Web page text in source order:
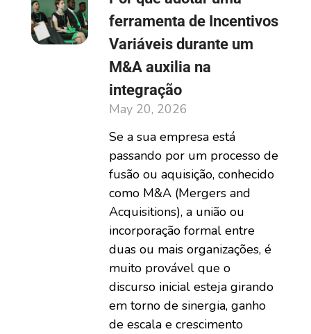
ferramenta de Incentivos
Variáveis durante um
M&A auxilia na
integração
May 20, 2026
Se a sua empresa está
passando por um processo de
fusão ou aquisição, conhecido
como M&A (Mergers and
Acquisitions), a união ou
incorporação formal entre
duas ou mais organizações, é
muito provável que o
discurso inicial esteja girando
em torno de sinergia, ganho
de escala e crescimento